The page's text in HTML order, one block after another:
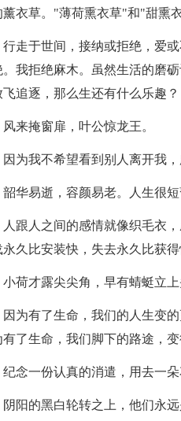
衣草。"薄荷熏衣草"和"甜熏衣
行走于世间，接纳或拒绝，爱
我拒绝麻木。虽然生活的磨
追逐，那么生还有什么乐趣？
风来掩窗扉，叶公惊龙王。
因为我不希望看到别人离开我，
韶华易逝，容颜易老。人生很短
人跟人之间的感情就像织毛衣
久比安装快，失去永久比获得
小荷才露尖尖角，早有蜻蜓立上
因为有了生命，我们的人生变
有了生命，我们脚下的路途，
纪念一份认真的消遣，用去一朵
阴阳的黑白轮转之上，他们永